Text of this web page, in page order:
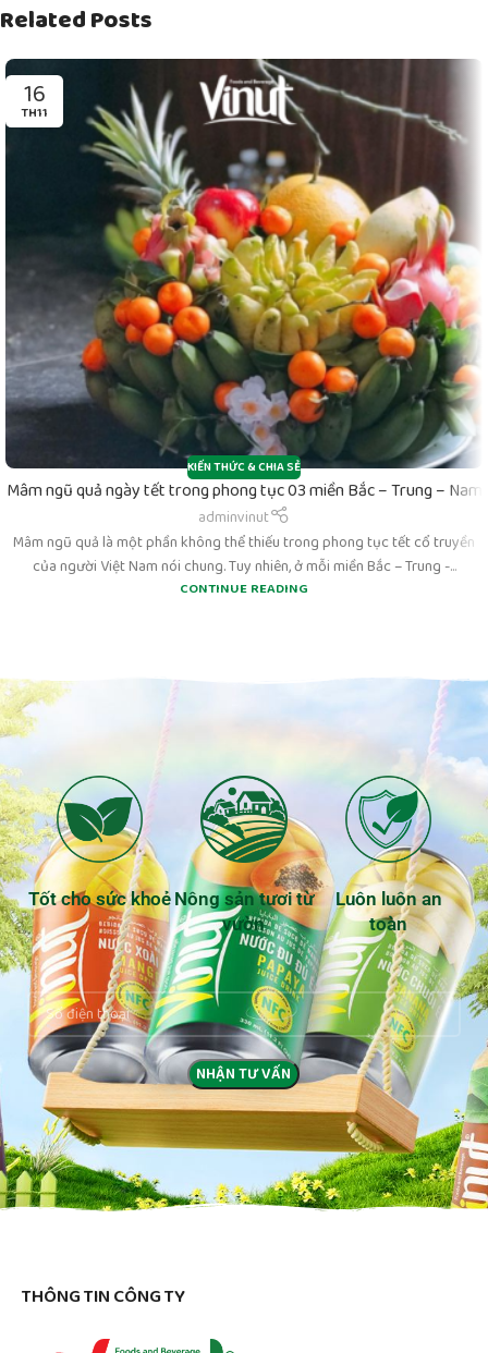
Related Posts
16
TH11
KIẾN THỨC & CHIA SẺ
Mâm ngũ quả ngày tết trong phong tục 03 miền Bắc – Trung – Nam
adminvinut
Mâm ngũ quả là một phần không thể thiếu trong phong tục tết cổ truyền
của người Việt Nam nói chung. Tuy nhiên, ở mỗi miền Bắc – Trung -...
CONTINUE READING
Tốt cho sức khoẻ Nông sản tươi từ
vườn
Luôn luôn an
toàn
THÔNG TIN CÔNG TY